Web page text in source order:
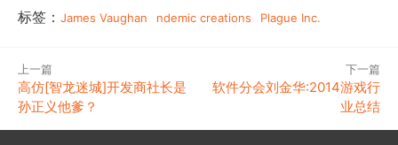
标签： James Vaughan ndemic creations Plague Inc.
上一篇
高仿[智龙迷城]开发商社长是
孙正义他爹？
下一篇
软件分会刘金华:2014游戏行
业总结